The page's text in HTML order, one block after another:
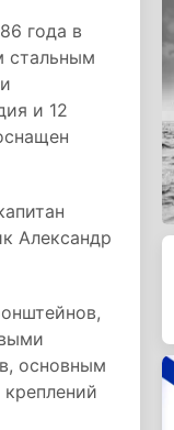
года в
стальным
и 12
Александр
основным